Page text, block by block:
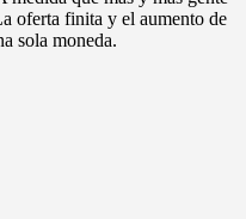
oferta finita y el aumento de
sola moneda.